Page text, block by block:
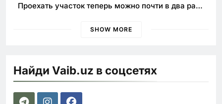
Проехать участок теперь можно почти в два раза
SHOW MORE
Найди Vaib.uz в соцсетях